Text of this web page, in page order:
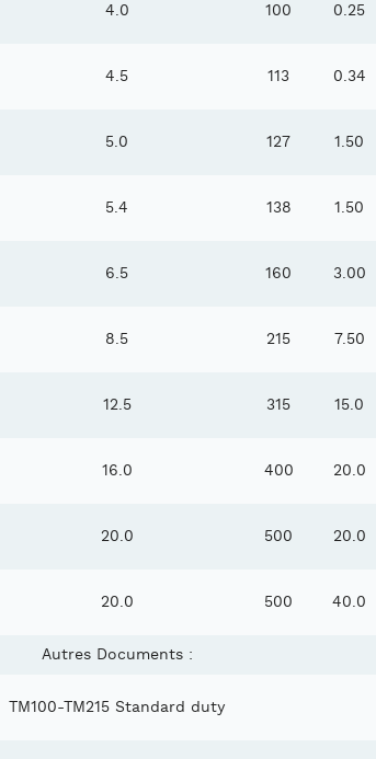
4.0 100 0.25
4.5 113 0.34
5.0 127 1.50
5.4 138 1.50
6.5 160 3.00
8.5 215 7.50
12.5 315 15.0
16.0 400 20.0
20.0 500 20.0
20.0 500 40.0
Autres Documents :
TM100-TM215 Standard duty